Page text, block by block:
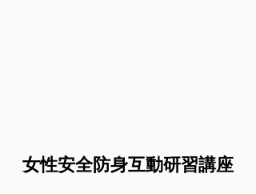
女性安全防身互動研習講座